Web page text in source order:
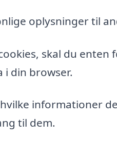
oplysninger til
skal du
i din browser.
informationer
til dem.